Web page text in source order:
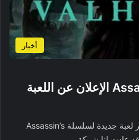
أخبار
Assassin’s Creed Valhalla الإعلان عن اللعبة
بعد تداول الحديث عن امكانية صدور لعبة جديدة لسلسلة Assassin’s